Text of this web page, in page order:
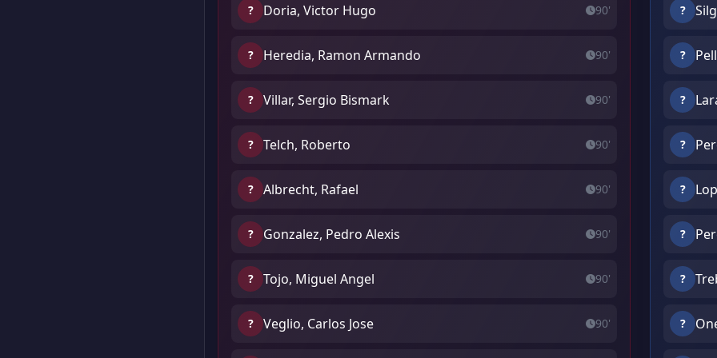
? Doria, Victor Hugo 90'
? Heredia, Ramon Armando 90'
? Villar, Sergio Bismark 90'
? Telch, Roberto 90'
? Albrecht, Rafael 90'
? Gonzalez, Pedro Alexis 90'
? Tojo, Miguel Angel 90'
? Veglio, Carlos Jose 90'
?
?
?
?
?
?
?
?